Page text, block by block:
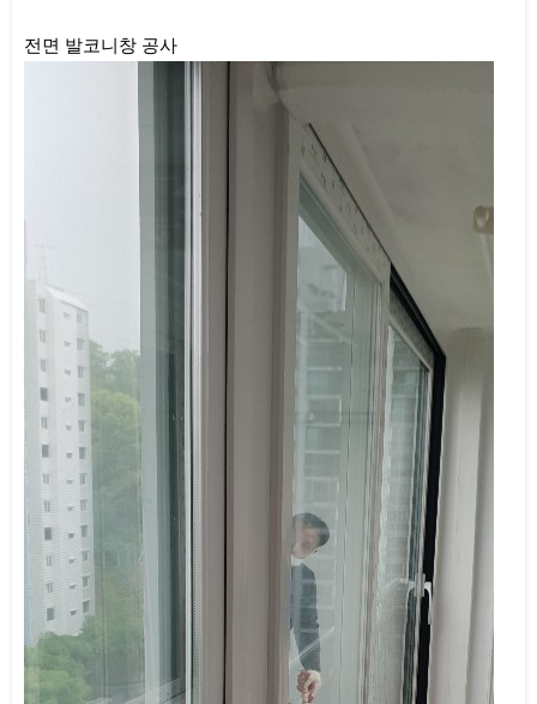
전면 발코니창 공사